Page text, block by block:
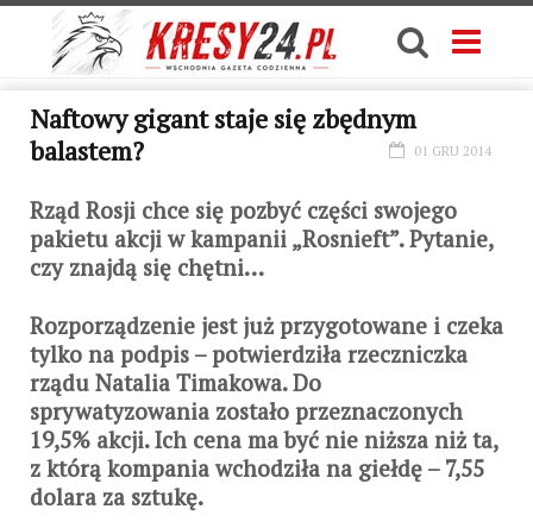
Naftowy gigant staje się zbędnym
balastem?
01 GRU 2014
Rząd Rosji chce się pozbyć części swojego
pakietu akcji w kampanii „Rosnieft”. Pytanie,
czy znajdą się chętni…
Rozporządzenie jest już przygotowane i czeka
tylko na podpis – potwierdziła rzeczniczka
rządu Natalia Timakowa. Do
sprywatyzowania zostało przeznaczonych
19,5% akcji. Ich cena ma być nie niższa niż ta,
z którą kompania wchodziła na giełdę – 7,55
dolara za sztukę.